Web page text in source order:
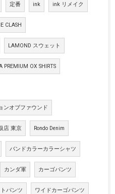
定番 ink ink リメイク
CLASH
LAMOND スウェット
PREMIUM OX SHIRTS
ンオブファウンド
店 東京 Rondo Denim
バンドカラーカラーシャツ
カンダ軍 カーゴパンツ
パンツ ワイドカーゴパンツ